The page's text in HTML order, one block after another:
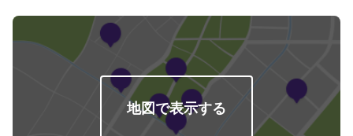
地図で表示する